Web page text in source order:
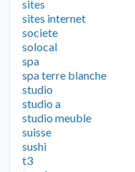
sites
sites internet
societe
solocal
spa
spa terre blanche
studio
studio a
studio meuble
suisse
sushi
t3